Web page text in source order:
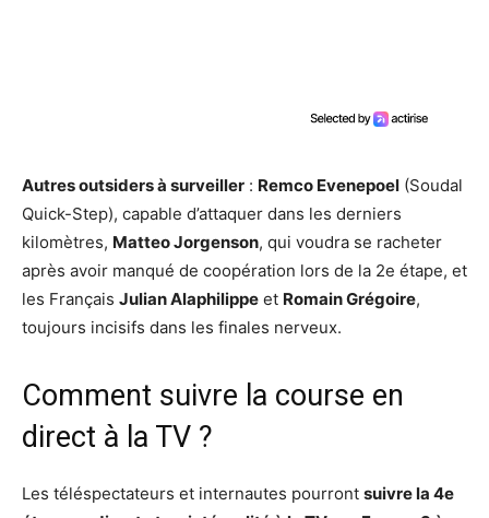
Autres outsiders à surveiller : Remco Evenepoel (Soudal
Quick-Step), capable d’attaquer dans les derniers
kilomètres, Matteo Jorgenson, qui voudra se racheter
après avoir manqué de coopération lors de la 2e étape, et
les Français Julian Alaphilippe et Romain Grégoire,
toujours incisifs dans les finales nerveux.
Comment suivre la course en
direct à la TV ?
Les téléspectateurs et internautes pourront suivre la 4e